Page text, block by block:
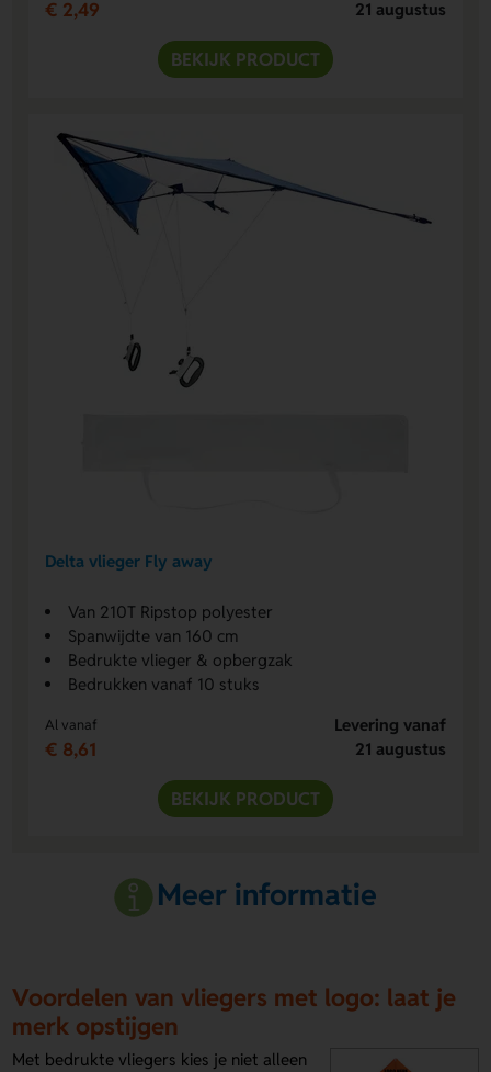
€ 2,49 21 augustus
BEKIJK PRODUCT
Delta vlieger Fly away
Van 210T Ripstop polyester
Spanwijdte van 160 cm
Bedrukte vlieger & opbergzak
Bedrukken vanaf 10 stuks
Al vanaf
€ 8,61
Levering vanaf
21 augustus
BEKIJK PRODUCT
Meer informatie
Voordelen van vliegers met logo: laat je
merk opstijgen
Met bedrukte vliegers kies je niet alleen